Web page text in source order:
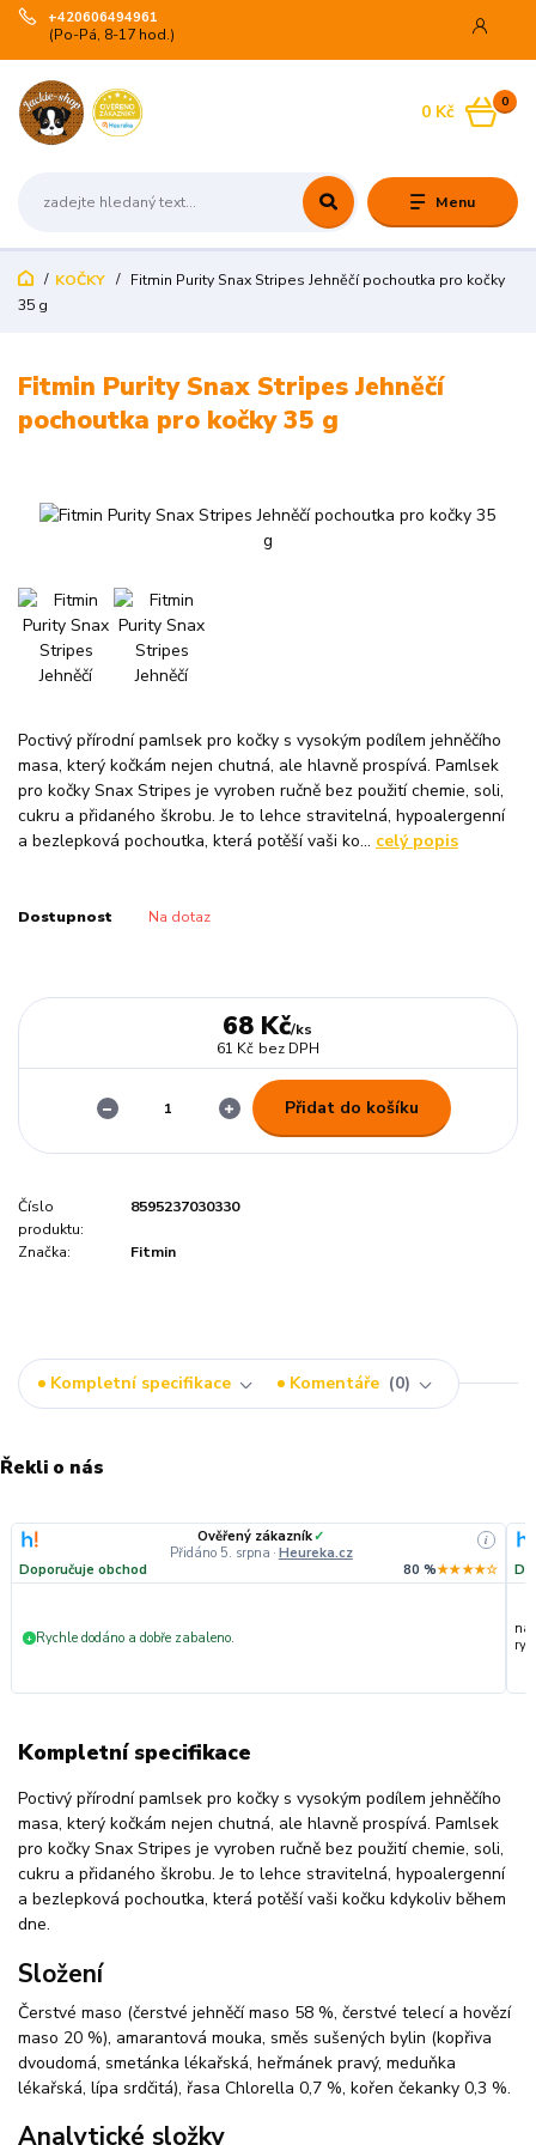
Menu
+420606494961
(Po-Pá, 8-17 hod.)
0
0 Kč
KOČKY
Fitmin Purity Snax Stripes Jehněčí pochoutka pro kočky
35 g
Fitmin Purity Snax Stripes Jehněčí
pochoutka pro kočky 35 g
Poctivý přírodní pamlsek pro kočky s vysokým podílem jehněčího
masa, který kočkám nejen chutná, ale hlavně prospívá. Pamlsek
pro kočky Snax Stripes je vyroben ručně bez použití chemie, soli,
cukru a přidaného škrobu. Je to lehce stravitelná, hypoalergenní
a bezlepková pochoutka, která potěší vaši ko... celý popis
Dostupnost Na dotaz
68 Kč/ks
61 Kč bez DPH
Přidat do košíku
Číslo
produktu:
8595237030330
Značka: Fitmin
Kompletní specifikace Komentáře 0
Řekli o nás
Ověřený zákazník✓
Přidáno 5. srpna · Heureka.cz
i
Doporučuje obchod 80 %★★★★☆
+ Rychle dodáno a dobře zabaleno.
Kompletní specifikace
Poctivý přírodní pamlsek pro kočky s vysokým podílem jehněčího
masa, který kočkám nejen chutná, ale hlavně prospívá. Pamlsek
pro kočky Snax Stripes je vyroben ručně bez použití chemie, soli,
cukru a přidaného škrobu. Je to lehce stravitelná, hypoalergenní
a bezlepková pochoutka, která potěší vaši kočku kdykoliv během
dne.
Složení
Čerstvé maso (čerstvé jehněčí maso 58 %, čerstvé telecí a hovězí
maso 20 %), amarantová mouka, směs sušených bylin (kopřiva
dvoudomá, smetánka lékařská, heřmánek pravý, meduňka
lékařská, lípa srdčitá), řasa Chlorella 0,7 %, kořen čekanky 0,3 %.
Analytické složky